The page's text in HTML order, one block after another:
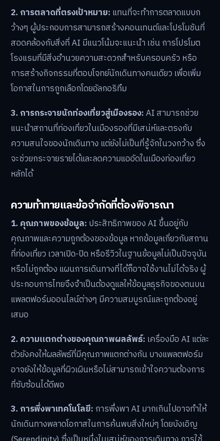
2. การตลาดที่ตรงเป้าหมาย: แทนที่จะทำการตลาดแบบก
ว้างๆ ผู้ประกอบการสามารถสร้างคอนเทนต์และโปรโมชันที่
สอดคล้องกับสิ่งที่ AI มีแนวโน้มจะแนะนำ เช่น การโปรโมต
โรงแรมที่มีสิ่งอำนวยความสะดวกสำหรับครอบครัว หรือ
การสร้างกิจกรรมที่ตอบโจทย์นักเดินทางคนเดียว เพื่อเพิ่ม
โอกาสในการถูกเลือกโดยอัลกอริทึม
3. การกระจายนักท่องเที่ยวสู่เมืองรอง:AI สามารถช่วย
แนะนำสถานที่ท่องเที่ยวในเมืองรองที่มีเสน่ห์และตรงกับ
ความสนใจของนักเดินทาง แต่ยังไม่เป็นที่รู้จักในวงกว้าง ซึ่ง
จะช่วยกระจายรายได้และลดความแออัดในเมืองท่องเที่ยว
หลักได้
ความท้าทายและข้อจำกัดที่ต้องพิจารณา
1. คุณภาพของข้อมูล: ประสิทธิภาพของ AI ขึ้นอยู่กับ
คุณภาพและความถูกต้องของข้อมูล หากข้อมูลเกี่ยวกับสถาน
ที่ท่องเที่ยว เวลาเปิด-ปิด หรือรีวิวในฐานข้อมูลไม่เป็นปัจจุบัน
หรือไม่ถูกต้อง แผนการเดินทางที่ได้ก็อาจใช้งานไม่ได้จริง ผู้
ประกอบการไทยจึงจำเป็นต้องดูแลให้ข้อมูลธุรกิจของตนบน
แพลตฟอร์มออนไลน์ต่างๆ มีความสมบูรณ์และถูกต้องอยู่
เสมอ
2. ความแตกต่างของคุณภาพผลลัพธ์: เครื่องมือ AI แต่ละ
ตัวยังคงให้ผลลัพธ์ที่มีคุณภาพแตกต่างกัน บางแพลตฟอร์ม
อาจยังให้ข้อมูลที่ผิวเผินหรือไม่สามารถเข้าใจความต้องการ
ที่ซับซ้อนได้ดีพอ
3. การพึ่งพาเทคโนโลยี: การพึ่งพา AI มากเกินไปอาจทำให้
นักเดินทางพลาดโอกาสในการค้นพบสิ่งใหม่ๆ โดยบังเอิญ